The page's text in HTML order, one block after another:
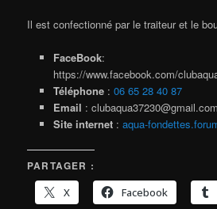
Il est confectionné par le traiteur et le
FaceBook:
https://www.facebook.com/
Téléphone: 06 65 28 40 87
Email : clubaqua37230@gmail.com
Site internet: aqua-
PARTAGER :
X
Facebook